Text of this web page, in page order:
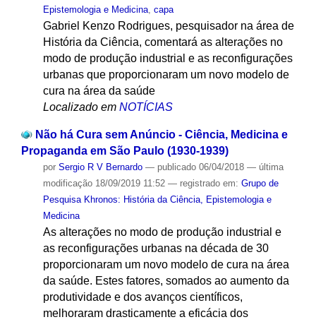
Epistemologia e Medicina, capa
Gabriel Kenzo Rodrigues, pesquisador na área de
História da Ciência, comentará as alterações no
modo de produção industrial e as reconfigurações
urbanas que proporcionaram um novo modelo de
cura na área da saúde
Localizado em NOTÍCIAS
Não há Cura sem Anúncio - Ciência, Medicina e
Propaganda em São Paulo (1930-1939)
por Sergio R V Bernardo — publicado06/04/2018 — última
modificação18/09/2019 11:52 — registrado em: Grupo de
Pesquisa Khronos: História da Ciência, Epistemologia e
Medicina
As alterações no modo de produção industrial e
as reconfigurações urbanas na década de 30
proporcionaram um novo modelo de cura na área
da saúde. Estes fatores, somados ao aumento da
produtividade e dos avanços científicos,
melhoraram drasticamente a eficácia dos